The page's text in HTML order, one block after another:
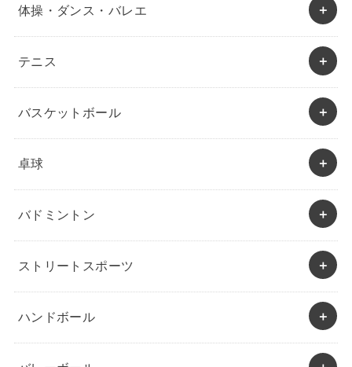
体操・ダンス・バレエ
テニス
バスケットボール
卓球
バドミントン
ストリートスポーツ
ハンドボール